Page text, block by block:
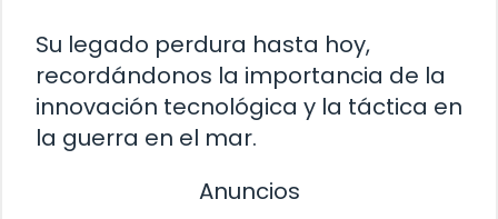
Su legado perdura hasta hoy,
recordándonos la importancia de la
innovación tecnológica y la táctica en
la guerra en el mar.
Anuncios